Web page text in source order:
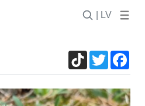
| LV
TikTokTwitter